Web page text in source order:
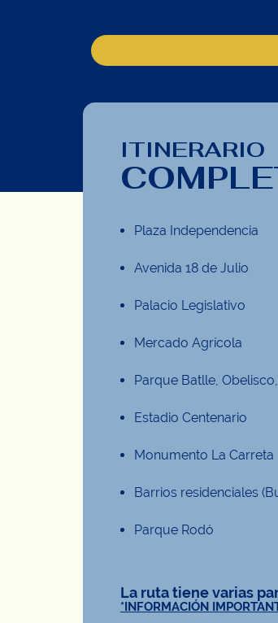
ITINERARIO
Plaza Independencia
Avenida 18 de Julio
Palacio Legislativo
Mercado Agrícola
Parque Batlle, Obelisco,
Estadio Centenario
Monumento La Carreta
Barrios residenciales
Parque Rodó
La ruta tiene varias
*INFORMACIÓN